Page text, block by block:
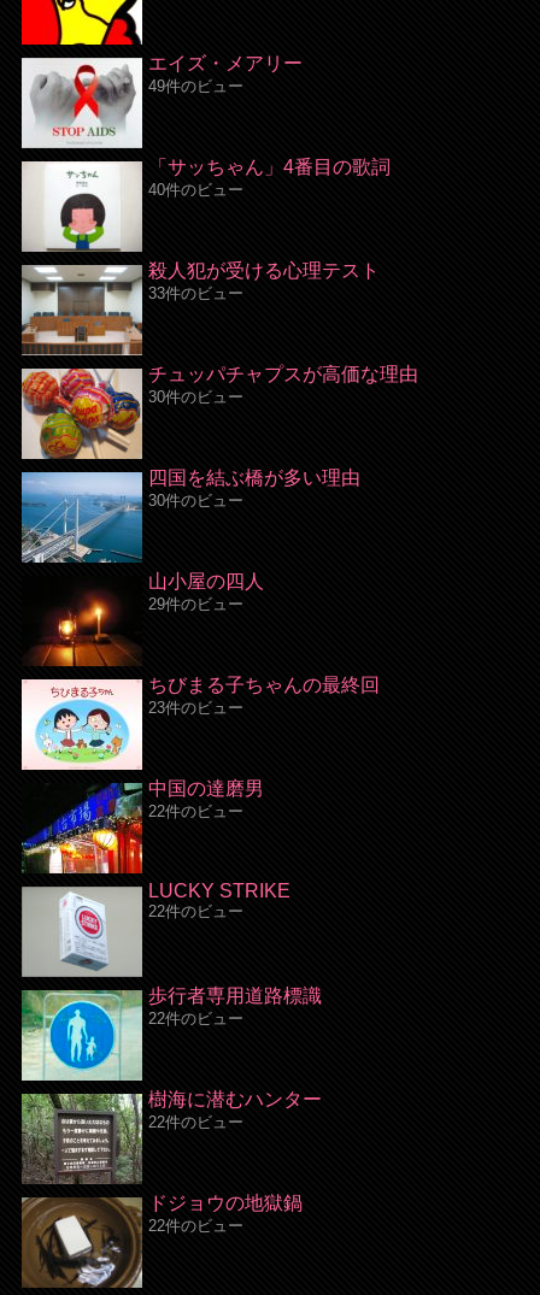
エイズ・メアリー
49件のビュー
「サッちゃん」4番目の歌詞
40件のビュー
殺人犯が受ける心理テスト
33件のビュー
チュッパチャプスが高価な理由
30件のビュー
四国を結ぶ橋が多い理由
30件のビュー
山小屋の四人
29件のビュー
ちびまる子ちゃんの最終回
23件のビュー
中国の達磨男
22件のビュー
LUCKY STRIKE
22件のビュー
歩行者専用道路標識
22件のビュー
樹海に潜むハンター
22件のビュー
ドジョウの地獄鍋
22件のビュー